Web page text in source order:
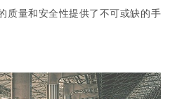
质量和安全性提供了不可或缺的手